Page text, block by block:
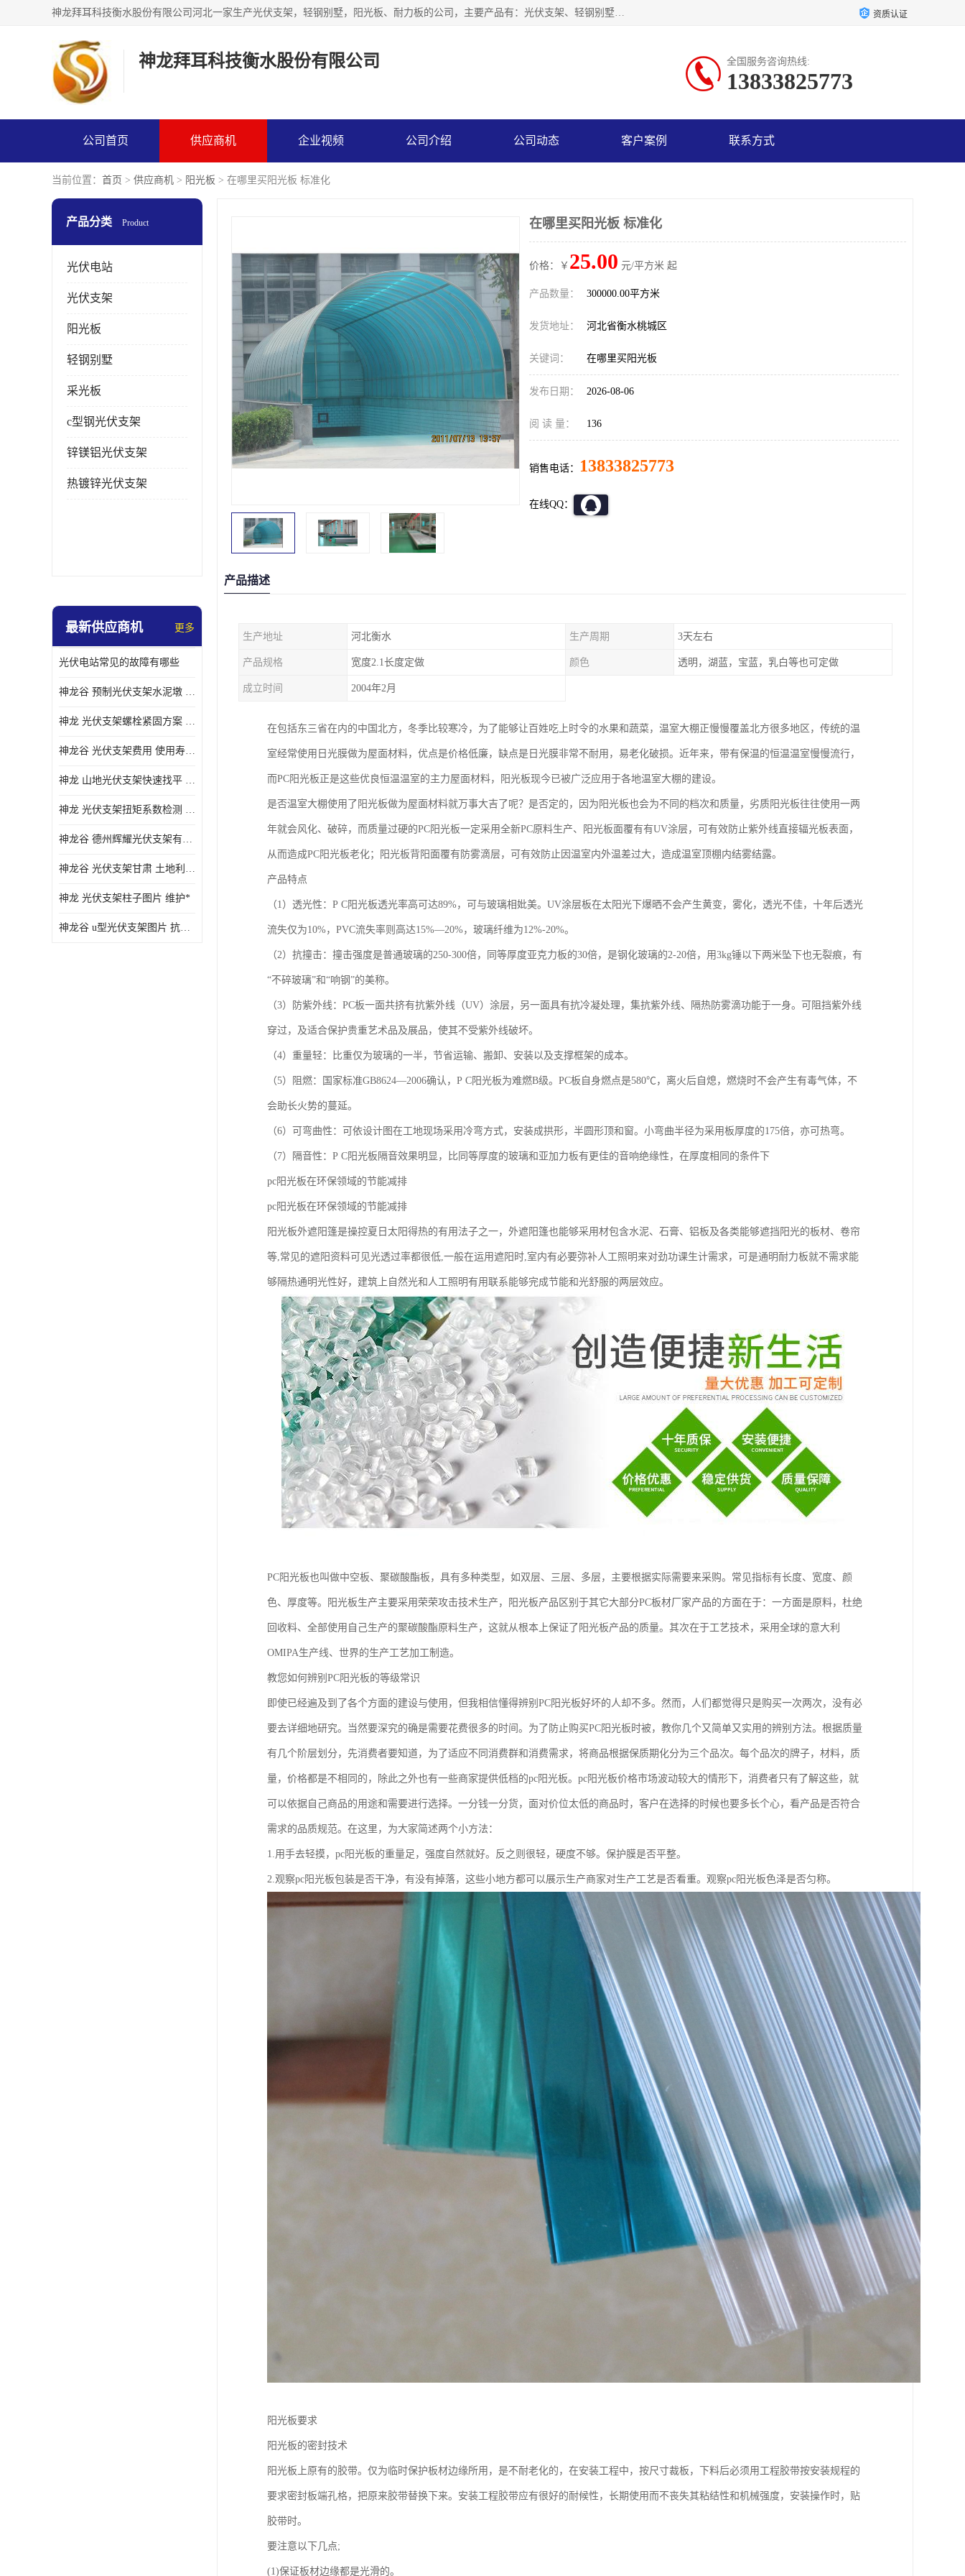
神龙拜耳科技衡水股份有限公司河北一家生产光伏支架，轻钢别墅，阳光板、耐力板的公司，主要产品有：光伏支架、轻钢别墅、阳光板、耐力板、采光板等，公司参与制定了多项标准。 资质认证
神龙拜耳科技衡水股份有限公司 全国服务咨询热线:
13833825773
公司首页 供应商机 企业视频 公司介绍 公司动态 客户案例 联系方式
当前位置： 首页 > 供应商机 > 阳光板 > 在哪里买阳光板 标准化
产品分类 Product
光伏电站
光伏支架
阳光板
轻钢别墅
采光板
c型钢光伏支架
锌镁铝光伏支架
热镀锌光伏支架
最新供应商机 更多
光伏电站常见的故障有哪些
神龙谷 预制光伏支架水泥墩 抗震性能优
神龙 光伏支架螺栓紧固方案 土地利用率高
神龙谷 光伏支架费用 使用寿命长
神龙 山地光伏支架快速找平 抗风耐压
神龙 光伏支架扭矩系数检测 适应性强
神龙谷 德州辉耀光伏支架有限公司 材质多样
神龙谷 光伏支架甘肃 土地利用率高
神龙 光伏支架柱子图片 维护*
神龙谷 u型光伏支架图片 抗紫外线
在哪里买阳光板 标准化
价格：￥ 25.00 元/平方米 起
产品数量： 300000.00平方米
发货地址： 河北省衡水桃城区
关键词： 在哪里买阳光板
发布日期： 2026-08-06
阅 读 量： 136
销售电话： 13833825773
在线QQ：
产品描述
生产地址 河北衡水 生产周期 3天左右
产品规格 宽度2.1长度定做 颜色 透明，湖蓝，宝蓝，乳白等也可定做
成立时间 2004年2月
在包括东三省在内的中国北方，冬季比较寒冷，为了能够让百姓吃上时令的水果和蔬菜，温室大棚正慢慢覆盖北方很多地区，传统的温
室经常使用日光膜做为屋面材料，优点是价格低廉，缺点是日光膜非常不耐用，易老化破损。近年来，带有保温的恒温温室慢慢流行，
而PC阳光板正是这些优良恒温温室的主力屋面材料，阳光板现今已被广泛应用于各地温室大棚的建设。
是否温室大棚使用了阳光板做为屋面材料就万事大吉了呢？是否定的，因为阳光板也会为不同的档次和质量，劣质阳光板往往使用一两
年就会风化、破碎，而质量过硬的PC阳光板一定采用全新PC原料生产、阳光板面覆有有UV涂层，可有效防止紫外线直接辐光板表面，
从而造成PC阳光板老化；阳光板背阳面覆有防雾滴层，可有效防止因温室内外温差过大，造成温室顶棚内结雾结露。
产品特点
（1）透光性：P C阳光板透光率高可达89%，可与玻璃相妣美。UV涂层板在太阳光下爆晒不会产生黄变，雾化，透光不佳，十年后透光
流失仅为10%，PVC流失率则高达15%—20%，玻璃纤维为12%-20%。
（2）抗撞击：撞击强度是普通玻璃的250-300倍，同等厚度亚克力板的30倍，是钢化玻璃的2-20倍，用3kg锤以下两米坠下也无裂痕，有
“不碎玻璃”和“响钢”的美称。
（3）防紫外线：PC板一面共挤有抗紫外线（UV）涂层，另一面具有抗冷凝处理，集抗紫外线、隔热防雾滴功能于一身。可阻挡紫外线
穿过，及适合保护贵重艺术品及展品，使其不受紫外线破坏。
（4）重量轻：比重仅为玻璃的一半，节省运输、搬卸、安装以及支撑框架的成本。
（5）阻燃：国家标准GB8624—2006确认，P C阳光板为难燃B级。PC板自身燃点是580℃，离火后自熄，燃烧时不会产生有毒气体，不
会助长火势的蔓延。
（6）可弯曲性：可依设计图在工地现场采用冷弯方式，安装成拱形，半圆形顶和窗。小弯曲半径为采用板厚度的175倍，亦可热弯。
（7）隔音性：P C阳光板隔音效果明显，比同等厚度的玻璃和亚加力板有更佳的音响绝缘性，在厚度相同的条件下
pc阳光板在环保领域的节能减排
pc阳光板在环保领域的节能减排
阳光板外遮阳篷是操控夏日太阳得热的有用法子之一，外遮阳篷也能够采用材包含水泥、石膏、铝板及各类能够遮挡阳光的板材、卷帘
等,常见的遮阳资料可见光透过率都很低,一般在运用遮阳时,室内有必要弥补人工照明来对劲功课生计需求，可是通明耐力板就不需求能
够隔热通明光性好，建筑上自然光和人工照明有用联系能够完成节能和光舒服的两层效应。
PC阳光板也叫做中空板、聚碳酸酯板，具有多种类型，如双层、三层、多层，主要根据实际需要来采购。常见指标有长度、宽度、颜
色、厚度等。阳光板生产主要采用荣荣攻击技术生产，阳光板产品区别于其它大部分PC板材厂家产品的方面在于：一方面是原料，杜绝
回收料、全部使用自己生产的聚碳酸酯原料生产，这就从根本上保证了阳光板产品的质量。其次在于工艺技术，采用全球的意大利
OMIPA生产线、世界的生产工艺加工制造。
教您如何辨别PC阳光板的等级常识
即使已经遍及到了各个方面的建设与使用，但我相信懂得辨别PC阳光板好坏的人却不多。然而，人们都觉得只是购买一次两次，没有必
要去详细地研究。当然要深究的确是需要花费很多的时间。为了防止购买PC阳光板时被，教你几个又简单又实用的辨别方法。根据质量
有几个阶层划分，先消费者要知道，为了适应不同消费群和消费需求，将商品根据保质期化分为三个品次。每个品次的牌子，材料，质
量，价格都是不相同的，除此之外也有一些商家提供低档的pc阳光板。pc阳光板价格市场波动较大的情形下，消费者只有了解这些，就
可以依据自己商品的用途和需要进行选择。一分钱一分货，面对价位太低的商品时，客户在选择的时候也要多长个心，看产品是否符合
需求的品质规范。在这里，为大家简述两个小方法：
1.用手去轻摸，pc阳光板的重量足，强度自然就好。反之则很轻，硬度不够。保护膜是否平整。
2.观察pc阳光板包装是否干净，有没有掉落，这些小地方都可以展示生产商家对生产工艺是否看重。观察pc阳光板色泽是否匀称。
阳光板要求
阳光板的密封技术
阳光板上原有的胶带。仅为临时保护板材边缘所用，是不耐老化的，在安装工程中，按尺寸裁板，下料后必须用工程胶带按安装规程的
要求密封板端孔格，把原来胶带替换下来。安装工程胶带应有很好的耐候性，长期使用而不丧失其粘结性和机械强度，安装操作时，贴
胶带时。
要注意以下几点;
(1)保证板材边缘都是光滑的。